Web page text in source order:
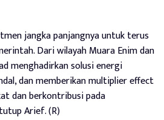
jangka panjangnya untuk terus
Dari wilayah Muara Enim dan
menghadirkan solusi energi
dan memberikan multiplier effect
dan berkontribusi pada
Arief. (R)